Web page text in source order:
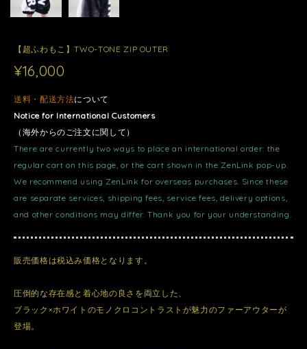
【超ふわもこ】TWO-TONE ZIP OUTER
¥16,000
送料・配送方法について
Notice for International Customers
（海外からのご注文に関して）
There are currently two ways to place an international order: the
regular cart on this page, or the cart shown in the ZenLink pop-up.
We recommend using ZenLink for overseas purchases. Since these
are separate services, shipping fees, service fees, delivery options,
and other conditions may differ. Thank you for your understanding.
販売価格は税込み価格となります。
圧倒的な存在感と着心地の良さを両立した、
ブラック×ホワイトのモノクロコントラストが魅力のファーアウターが
登場。